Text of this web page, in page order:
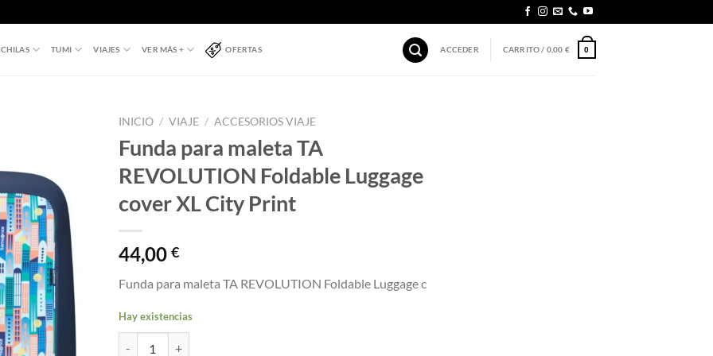
TUMI VIAJES VER MÁS + OFERTAS ACCEDER CARRITO / 0,00 € 0
INICIO / VIAJE / ACCESORIOS VIAJE
Funda para maleta TA
REVOLUTION Foldable Luggage
cover XL City Print
44,00 €
Funda para maleta TA REVOLUTION Foldable Luggage c
Hay existencias